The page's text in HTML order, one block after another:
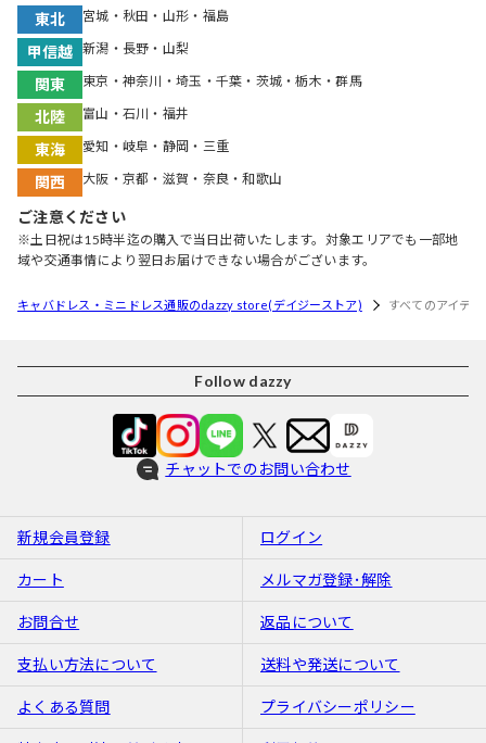
東北 宮城・秋田・山形・福島
甲信越 新潟・長野・山梨
関東 東京・神奈川・埼玉・千葉・茨城・栃木・群馬
北陸 富山・石川・福井
東海 愛知・岐阜・静岡・三重
関西 大阪・京都・滋賀・奈良・和歌山
ご注意ください
※土日祝は15時半迄の購入で当日出荷いたします。対象エリアでも一部地
域や交通事情により翌日お届けできない場合がございます。
キャバドレス・ミニドレス通販のdazzy store(デイジーストア) すべてのアイテム
Follow dazzy
チャットでのお問い合わせ
新規会員登録 ログイン
カート メルマガ登録･解除
お問合せ 返品について
支払い方法について 送料や発送について
よくある質問 プライバシーポリシー